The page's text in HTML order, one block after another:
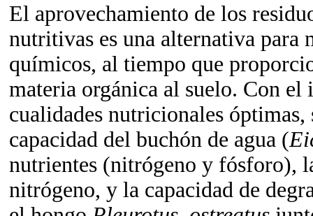
El aprovechamiento de los
nutritivas es una alternativa
químicos, al tiempo que
materia orgánica al suelo. Con el
cualidades nutricionales
capacidad del buchón de agua (
nutrientes (nitrógeno y fósforo),
nitrógeno, y la capacidad de